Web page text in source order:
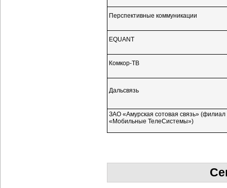
Перспективные коммуникации
EQUANT
Комкор-ТВ
Дальсвязь
ЗАО «Амурская сотовая связь»
«Мобильные ТелеСистемы»)